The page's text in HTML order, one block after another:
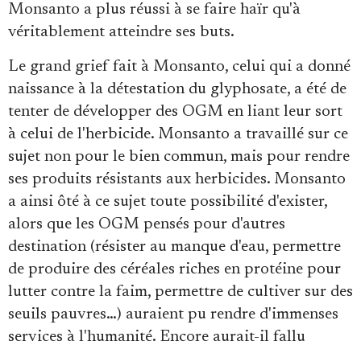
Monsanto a plus réussi à se faire haïr qu'à
véritablement atteindre ses buts.
Le grand grief fait à Monsanto, celui qui a donné
naissance à la détestation du glyphosate, a été de
tenter de développer des OGM en liant leur sort
à celui de l'herbicide. Monsanto a travaillé sur ce
sujet non pour le bien commun, mais pour rendre
ses produits résistants aux herbicides. Monsanto
a ainsi ôté à ce sujet toute possibilité d'exister,
alors que les OGM pensés pour d'autres
destination (résister au manque d'eau, permettre
de produire des céréales riches en protéine pour
lutter contre la faim, permettre de cultiver sur des
seuils pauvres…) auraient pu rendre d'immenses
services à l'humanité. Encore aurait-il fallu